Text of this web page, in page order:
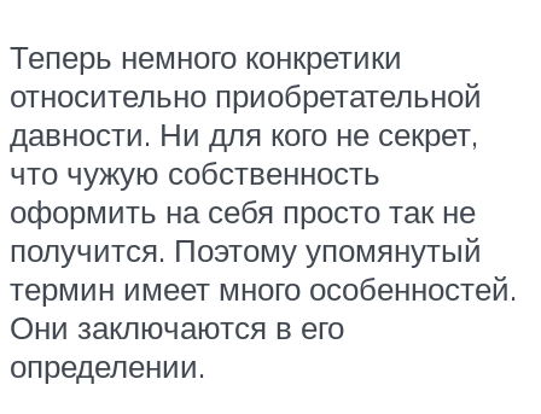
Теперь немного конкретики
относительно приобретательной
давности. Ни для кого не секрет,
что чужую собственность
оформить на себя просто так не
получится. Поэтому упомянутый
термин имеет много особенностей.
Они заключаются в его
определении.